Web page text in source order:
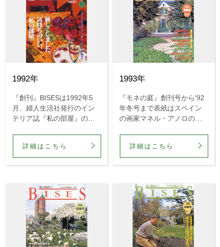
1992年
『創刊』BISESは1992年5
月、婦人生活社発行のイン
テリア誌『私の部屋』のリ
書いて『私の部屋ビズ』と
呼びました。
詳細はこちら
1993年
『モネの庭』創刊号から'92
年冬号まで表紙はスペイン
の画家マネル・アノロの作
スのガーデンフォトグラフ
ァー、アンドリュー・ロー
詳細はこちら